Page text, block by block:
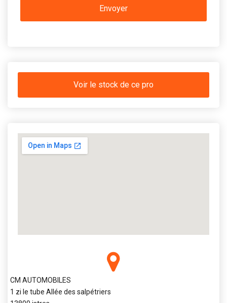
Voir le stock de ce pro
CM AUTOMOBILES
1 zi le tube Allée des salpétriers